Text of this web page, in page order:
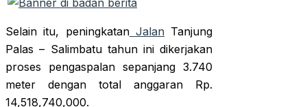
Selain itu, peningkatanJalan Tanjung
Palas – Salimbatu tahun ini dikerjakan
proses pengaspalan sepanjang 3.740
meter dengan total anggaran Rp.
14,518,740,000.